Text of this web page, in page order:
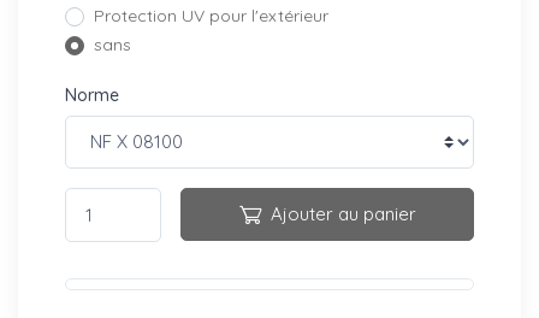
Protection UV pour l'extérieur
sans
Norme
Ajouter au panier